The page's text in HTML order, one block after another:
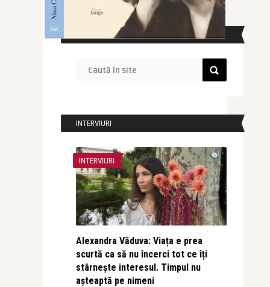
CAUTĂ ÎN SITE
INTERVIURI
INTERVIURI
Alexandra Văduva: Viața e prea
scurtă ca să nu încerci tot ce îți
stârnește interesul. Timpul nu
așteaptă pe nimeni